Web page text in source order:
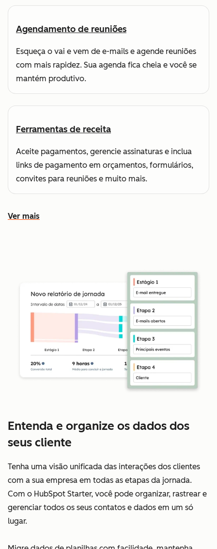
Agendamento de reuniões
Esqueça o vai e vem de e-mails e agende reuniões
com mais rapidez. Sua agenda fica cheia e você se
mantém produtivo.
Ferramentas de receita
Aceite pagamentos, gerencie assinaturas e inclua
links de pagamento em orçamentos, formulários,
convites para reuniões e muito mais.
Ver mais
Conheça outros recursos
Entenda e organize os dados dos
seus cliente
Tenha uma visão unificada das interações dos clientes
com a sua empresa em todas as etapas da jornada.
Com o HubSpot Starter, você pode organizar, rastrear e
gerenciar todos os seus contatos e dados em um só
lugar.